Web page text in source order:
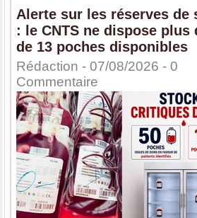
Alerte sur les réserves de
: le CNTS ne dispose plus
de 13 poches disponibles
Rédaction - 07/08/2026 - 0
Commentaire